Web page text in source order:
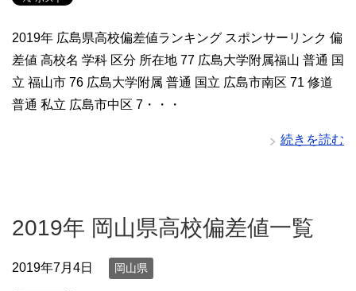
2019年 広島県高校偏差値ランキング スポンサーリンク 偏
差値 高校名 学科 区分 所在地 77 広島大学附属福山 普通 国
立 福山市 76 広島大学附属 普通 国立 広島市南区 71 修道
普通 私立 広島市中区 7・・・
続きを読む
2019年 岡山県高校偏差値一覧
2019年7月4日 岡山県